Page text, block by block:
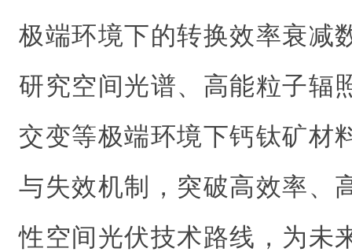
极端环境下的转换效率衰减
研究空间光谱、高能粒子辐
交变等极端环境下钙钛矿材
与失效机制，突破高效率、
性空间光伏技术路线，为未